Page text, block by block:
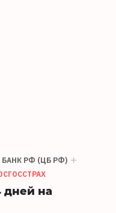
РФ (ЦБ РФ)
дней на